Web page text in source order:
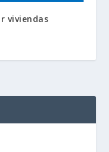
viviendas